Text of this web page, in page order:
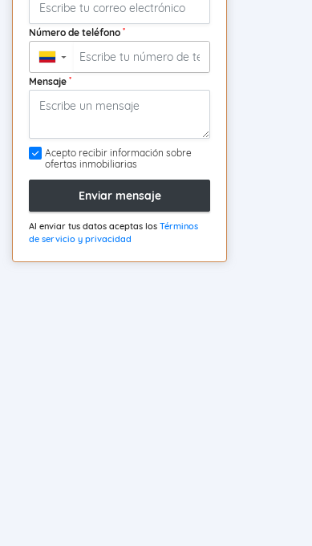
Número de teléfono *
▼
Mensaje *
Acepto recibir información sobre
ofertas inmobiliarias
Enviar mensaje
Al enviar tus datos aceptas los Términos
de servicio y privacidad